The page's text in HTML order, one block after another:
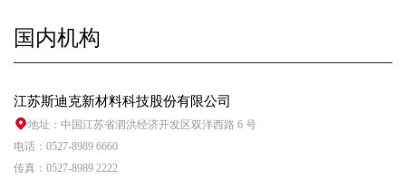
国内机构
江苏斯迪克新材料科技股份有限公司
地址：中国江苏省泗洪经济开发区双洋西路 6 号
电话：0527-8989 6660
传真：0527-8989 2222